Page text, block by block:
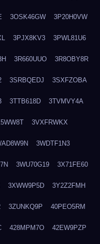
3OSK46GW 3P20H0VW
3PJX8KV3 3PWL81U6
3R660UUO 3R8OBY8R
3SRBQEDJ 3SXFZOBA
3TTB618D 3TVMVY4A
3VXFRWKX
3WDTF1N3
3WU70G19 3X71FE60
3XWW9P5D 3Y2Z2FMH
3ZUNKQ9P 40PEO5RM
428MPM7O 42EW9PZP